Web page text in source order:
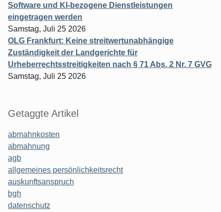
Software und KI-bezogene Dienstleistungen
eingetragen werden
Samstag, Juli 25 2026
OLG Frankfurt: Keine streitwertunabhängige
Zuständigkeit der Landgerichte für
Urheberrechtsstreitigkeiten nach § 71 Abs. 2 Nr. 7 GVG
Samstag, Juli 25 2026
Getaggte Artikel
abmahnkosten
abmahnung
agb
allgemeines persönlichkeitsrecht
auskunftsanspruch
bgh
datenschutz